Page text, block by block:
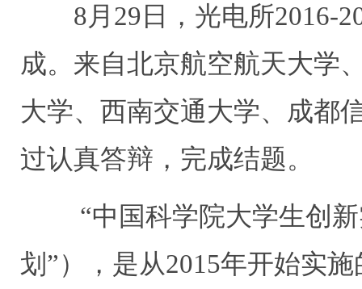
8月29日，光电所2016-
成。来自北京航空航天大学
大学、西南交通大学、成都
过认真答辩，完成结题。
“中国科学院大学生创
划”）， 是从2015年开始实施